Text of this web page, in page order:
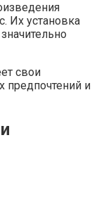
Их установка
свои
предпочтений и